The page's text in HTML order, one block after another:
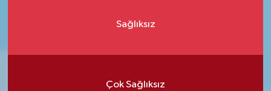
Sağlıksız
Çok Sağlıksız